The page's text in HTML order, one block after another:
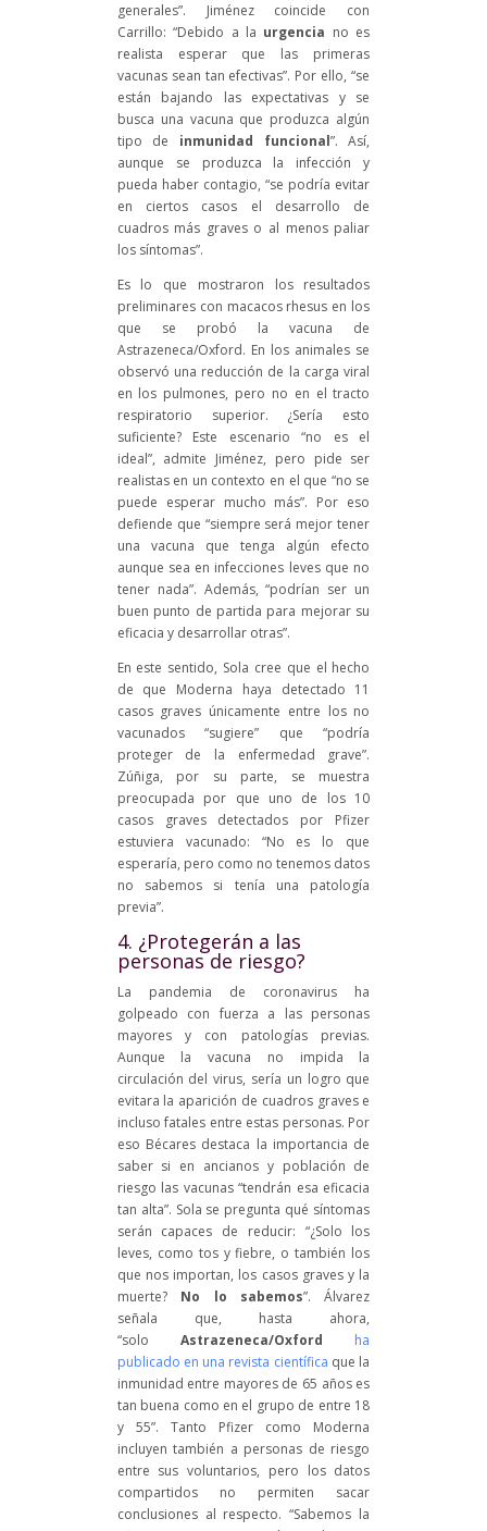
generales”. Jiménez coincide con
Carrillo: “Debido a la urgencia no es
realista esperar que las primeras
vacunas sean tan efectivas”. Por ello, “se
están bajando las expectativas y se
busca una vacuna que produzca algún
tipo de inmunidad funcional”. Así,
aunque se produzca la infección y
pueda haber contagio, “se podría evitar
en ciertos casos el desarrollo de
cuadros más graves o al menos paliar
los síntomas”.
Es lo que mostraron los resultados
preliminares con macacos rhesus en los
que se probó la vacuna de
Astrazeneca/Oxford. En los animales se
observó una reducción de la carga viral
en los pulmones, pero no en el tracto
respiratorio superior. ¿Sería esto
suficiente? Este escenario “no es el
ideal”, admite Jiménez, pero pide ser
realistas en un contexto en el que “no se
puede esperar mucho más”. Por eso
defiende que “siempre será mejor tener
una vacuna que tenga algún efecto
aunque sea en infecciones leves que no
tener nada”. Además, “podrían ser un
buen punto de partida para mejorar su
eficacia y desarrollar otras”.
En este sentido, Sola cree que el hecho
de que Moderna haya detectado 11
casos graves únicamente entre los no
vacunados “sugiere” que “podría
proteger de la enfermedad grave”.
Zúñiga, por su parte, se muestra
preocupada por que uno de los 10
casos graves detectados por Pfizer
estuviera vacunado: “No es lo que
esperaría, pero como no tenemos datos
no sabemos si tenía una patología
previa”.
4. ¿Protegerán a las
personas de riesgo?
La pandemia de coronavirus ha
golpeado con fuerza a las personas
mayores y con patologías previas.
Aunque la vacuna no impida la
circulación del virus, sería un logro que
evitara la aparición de cuadros graves e
incluso fatales entre estas personas. Por
eso Bécares destaca la importancia de
saber si en ancianos y población de
riesgo las vacunas “tendrán esa eficacia
tan alta”. Sola se pregunta qué síntomas
serán capaces de reducir: “¿Solo los
leves, como tos y fiebre, o también los
que nos importan, los casos graves y la
muerte? No lo sabemos”. Álvarez
señala que, hasta ahora,
“solo Astrazeneca/Oxford
ha
publicado en una revista científica que la
inmunidad entre mayores de 65 años es
tan buena como en el grupo de entre 18
y 55”. Tanto Pfizer como Moderna
incluyen también a personas de riesgo
entre sus voluntarios, pero los datos
compartidos no permiten sacar
conclusiones al respecto. “Sabemos la